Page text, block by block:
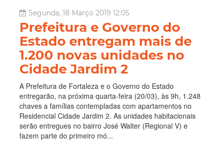
Segunda, 18 Março 2019 12:05
Prefeitura e Governo do
Estado entregam mais de
1.200 novas unidades no
Cidade Jardim 2
A Prefeitura de Fortaleza e o Governo do Estado
entregarão, na próxima quarta-feira (20/03), às 9h, 1.248
chaves a famílias contempladas com apartamentos no
Residencial Cidade Jardim 2. As unidades habitacionais
serão entregues no bairro José Walter (Regional V) e
fazem parte do primeiro mó...